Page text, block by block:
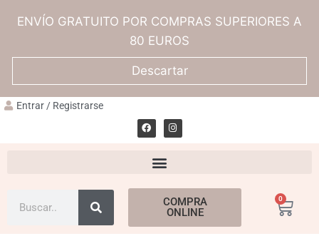
ENVÍO GRATUITO POR COMPRAS SUPERIORES A
80 EUROS
Descartar
Entrar / Registrarse
COMPRA
ONLINE
0